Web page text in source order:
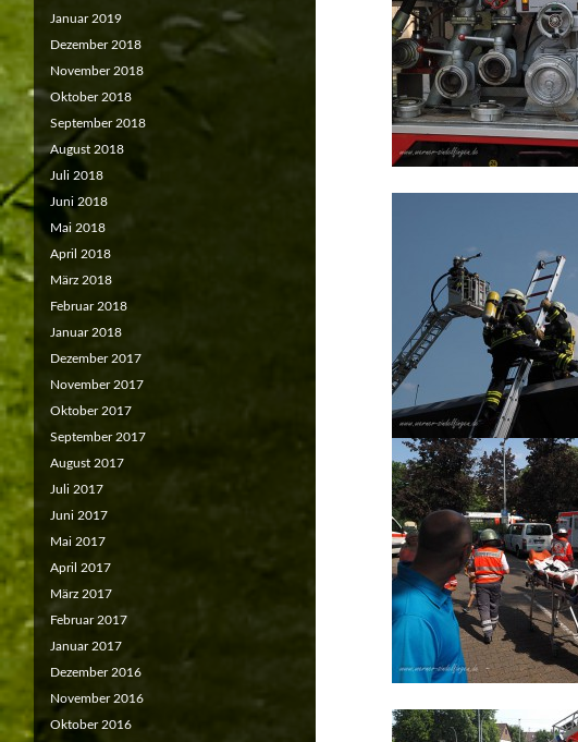
Januar 2019
Dezember 2018
November 2018
Oktober 2018
September 2018
August 2018
Juli 2018
Juni 2018
Mai 2018
April 2018
März 2018
Februar 2018
Januar 2018
Dezember 2017
November 2017
Oktober 2017
September 2017
August 2017
Juli 2017
Juni 2017
Mai 2017
April 2017
März 2017
Februar 2017
Januar 2017
Dezember 2016
November 2016
Oktober 2016